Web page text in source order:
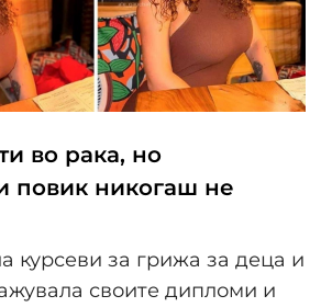
во рака, но
повик никогаш не
курсеви за грижа за деца и
своите дипломи и